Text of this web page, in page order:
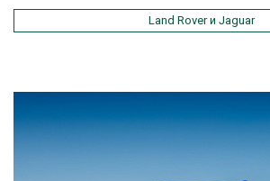
Land Rover и Jaguar